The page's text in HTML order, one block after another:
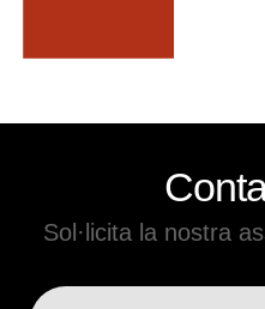
Sol·licita la nostra